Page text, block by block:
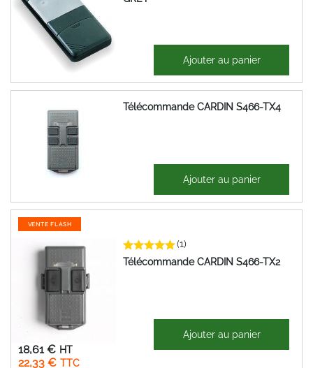
31,50 € Ajouter au panier
Télécommande CARDIN S466-TX4
42,03 € Ajouter au panier
VENTE FLASH
Télécommande CARDIN S466-TX2
(1)
Prix
Spécial
22,33 €
18,61 €
60,27 € Ajouter au panier